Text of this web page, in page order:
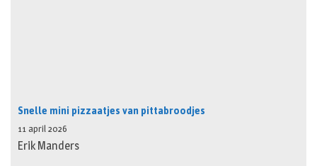
Snelle mini pizzaatjes van pittabroodjes
11 april 2026
Erik Manders